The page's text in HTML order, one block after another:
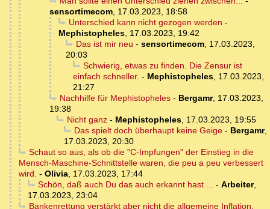
sensortimecom, 17.03.2023, 18:58
Unterschied kann nicht gezogen werden -
Mephistopheles, 17.03.2023, 19:42
Das ist mir neu - sensortimecom, 17.03.2023,
20:03
Schwierig, etwas zu finden. Die Zensur ist
einfach schneller. - Mephistopheles, 17.03.2023,
21:27
Nachhilfe für Mephistopheles- Bergamr, 17.03.2023,
19:38
Nicht ganz- Mephistopheles, 17.03.2023, 19:55
Das spielt doch überhaupt keine Geige- Bergamr,
17.03.2023, 20:30
Schaut so aus, als ob die "C-Impfungen" der Einstieg in die
Mensch-Maschine-Schnittstelle waren, die peu a peu verbessert
wird. - Olivia, 17.03.2023, 17:44
Schön, daß auch Du das auch erkannt hast ... - Arbeiter,
17.03.2023, 23:04
Bankenrettung verstärkt aber nicht die allgemeine Inflation,